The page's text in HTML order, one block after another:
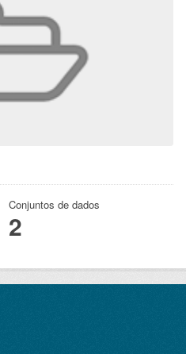
Conjuntos de dados
2